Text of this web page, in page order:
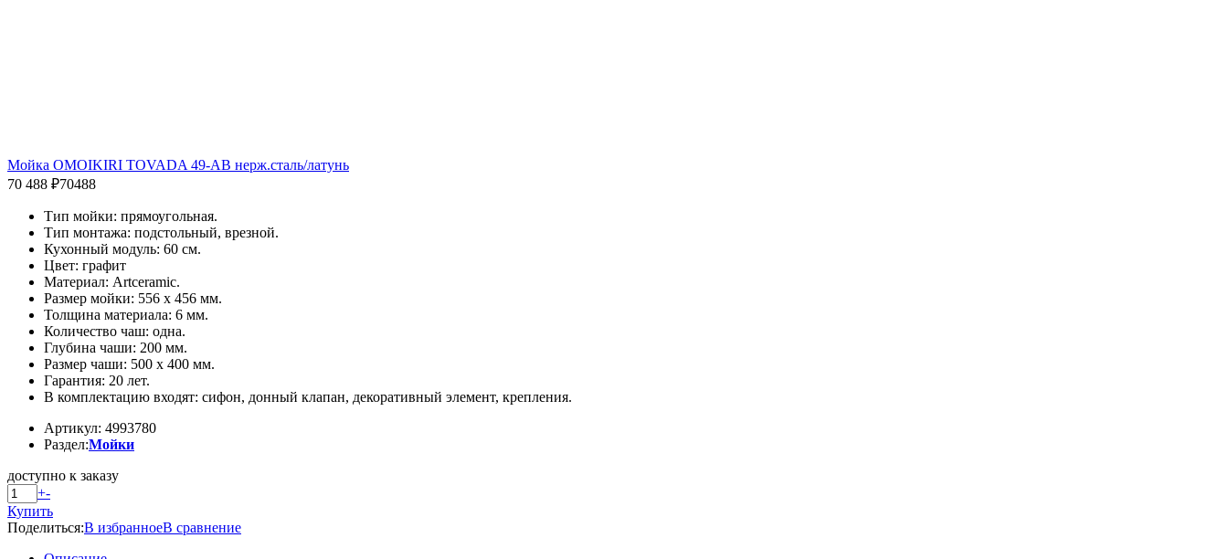
Мойка OMOIKIRI TOVADA 49-AB нерж.сталь/латунь
70 488 ₽70488
Тип мойки: прямоугольная.
Тип монтажа: подстольный, врезной.
Кухонный модуль: 60 см.
Цвет: графит
Материал: Artceramic.
Размер мойки: 556 x 456 мм.
Толщина материала: 6 мм.
Количество чаш: одна.
Глубина чаши: 200 мм.
Размер чаши: 500 x 400 мм.
Гарантия: 20 лет.
В комплектацию входят: сифон, донный клапан, декоративный элемент, крепления.
Артикул: 4993780
Раздел:Мойки
доступно к заказу
+-
Купить
Поделиться:В избранноеВ сравнение